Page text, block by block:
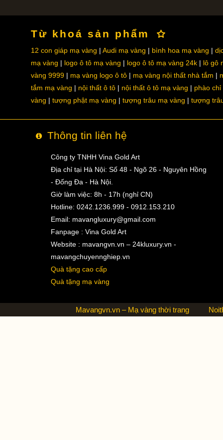
Từ khoá sản phẩm
12 con giáp mạ vàng Audi mạ vàng bình hoa mạ vàng
mạ vàng
logo ô tô mạ vàng logo ô tô mạ vàng 24k
lô gô
vàng 9999
mạ vàng logo ô tô mạ vàng nội thất nhà tắm
tắm mạ vàng
nội thất ô tô nội thất ô tô mạ vàng
phào chỉ
vàng
tượng phật mạ vàng tượng trâu mạ vàng tượng
Thông tin liên hệ
Công ty TNHH Vina Gold Art
Địa chỉ tại Hà Nội: Số 48 - Ngõ 26 - Nguyên Hồng
- Đống Đa - Hà Nội.
Giờ làm việc: 8h - 17h (nghỉ CN)
Hotline: 0242.1236.999 - 0912.153.210
Email: mavangluxury@gmail.com
Fanpage : Vina Gold Art
Website : mavangvn.vn – 24kluxury.vn -
mavangchuyennghiep.vn
Quà tặng cao cấp
Quà tặng mạ vàng
Mavangvn.vn – Mạ vàng thời trang